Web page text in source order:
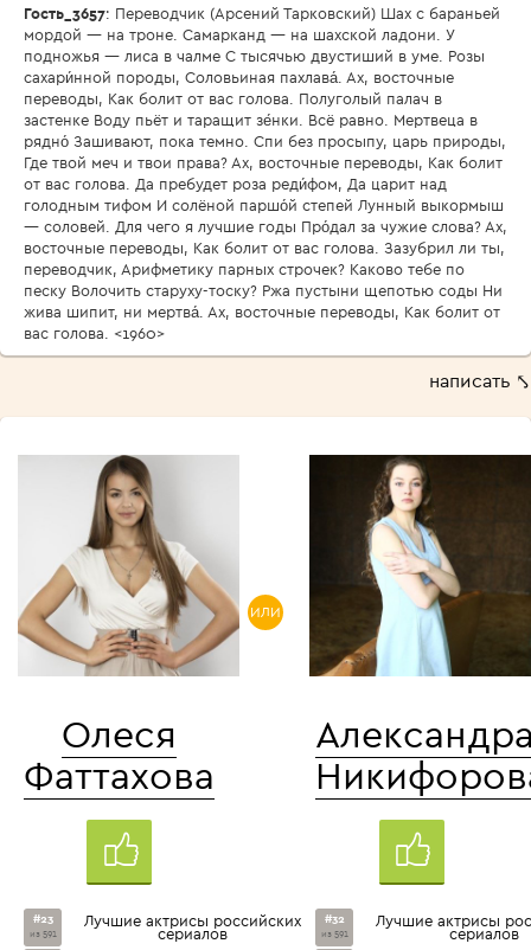
Гость_3657: Переводчик (Арсений Тарковский) Шах с бараньей
мордой — на троне. Самарканд — на шахской ладони. У
подножья — лиса в чалме С тысячью двустиший в уме. Розы
сахари́нной породы, Соловьиная пахлава́. Ах, восточные
переводы, Как болит от вас голова. Полуголый палач в
застенке Воду пьёт и таращит зе́нки. Всё равно. Мертвеца в
рядно́ Зашивают, пока темно. Спи без просыпу, царь природы,
Где твой меч и твои права? Ах, восточные переводы, Как болит
от вас голова. Да пребудет роза реди́фом, Да царит над
голодным тифом И солёной паршо́й степей Лунный выкормыш
— соловей. Для чего я лучшие годы Про́дал за чужие слова? Ах,
восточные переводы, Как болит от вас голова. Зазубрил ли ты,
переводчик, Арифметику парных строчек? Каково тебе по
песку Волочить старуху-тоску? Ржа пустыни щепотью соды Ни
жива шипит, ни мертва́. Ах, восточные переводы, Как болит от
вас голова. <1960>
написать ⤣
Олеся
Фаттахова
#23
из 591
Лучшие актрисы российских
сериалов
#32
из 591
Лучшие актрисы
сериалов
ИЛИ